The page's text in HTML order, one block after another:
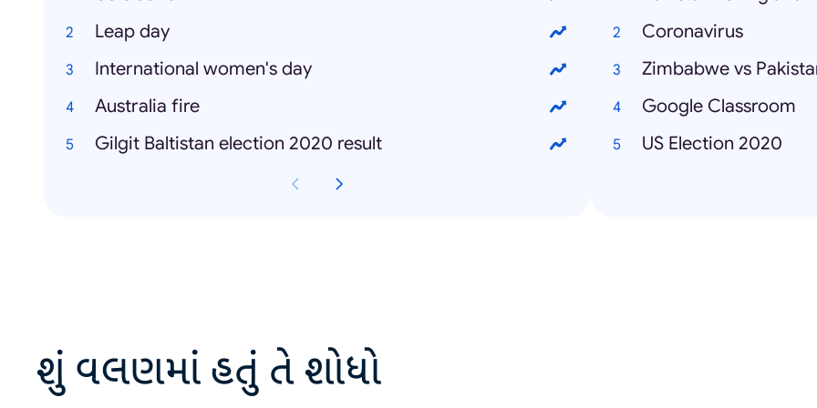
Leap day
International women's day
Australia fire
Gilgit Baltistan election 2020 result
Coronavirus
Zimbabwe vs
Google Classroom
US Election 2020
શું વલણમાં હતું તે શોધો